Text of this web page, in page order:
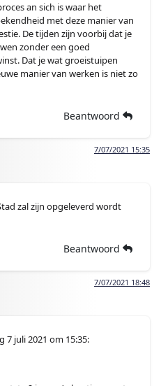
an sich is waar het
met deze manier van
De tijden zijn voorbij dat je
zonder een goed
Dat je wat groeistuipen
manier van werken is niet zo
Beantwoord
7/07/2021 15:35
zal zijn opgeleverd wordt
Beantwoord
7/07/2021 18:48
7 juli 2021 om 15:35: